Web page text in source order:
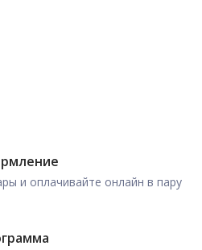
и оплачивайте онлайн в пару